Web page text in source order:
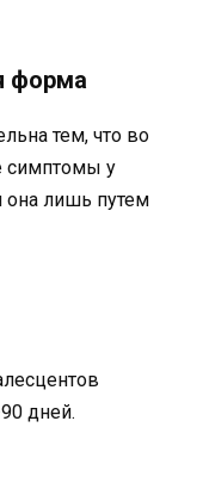
форма
тем, что во
симптомы у
она лишь путем
дней.